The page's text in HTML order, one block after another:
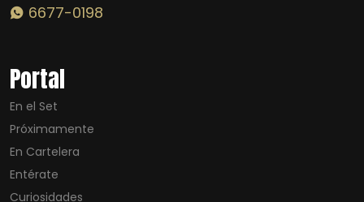
6677-0198
Portal
En el Set
Próximamente
En Cartelera
Entérate
Curiosidades